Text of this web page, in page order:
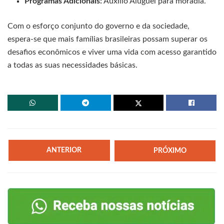
Com o esforço conjunto do governo e da sociedade,
espera-se que mais famílias brasileiras possam superar os
desafios econômicos e viver uma vida com acesso garantido
a todas as suas necessidades básicas.
ANTERIOR PRÓXIMO